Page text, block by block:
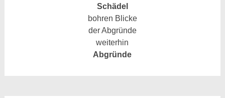
Schädel
bohren Blicke
der Abgründe
weiterhin
Abgründe